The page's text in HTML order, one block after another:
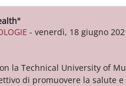
- venerdì, 18 giugno
la Technical University of
di promuovere la salute